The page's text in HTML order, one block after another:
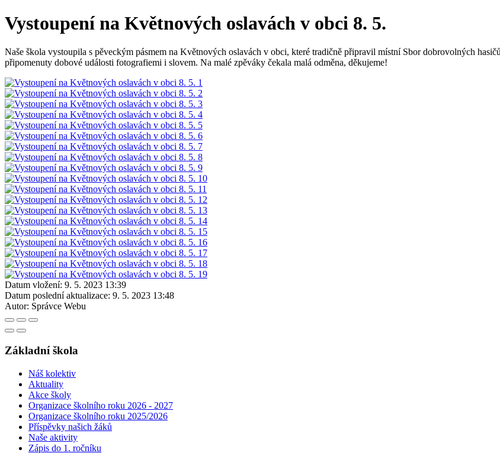
Vystoupení na Květnových oslavách v obci 8. 5.
Naše škola vystoupila s pěveckým pásmem na Květnových oslavách v obci, které tradičně připravil místní Sbor dobrovolných
připomenuty dobové události fotografiemi i slovem. Na malé zpěváky čekala malá odměna, děkujeme!
Datum vložení: 9. 5. 2023 13:39
Datum poslední aktualizace: 9. 5. 2023 13:48
Autor: Správce Webu
Základní škola
Náš kolektiv
Aktuality
Akce školy
Organizace školního roku 2026 - 2027
Organizace školního roku 2025/2026
Příspěvky našich žáků
Naše aktivity
Zápis do 1. ročníku